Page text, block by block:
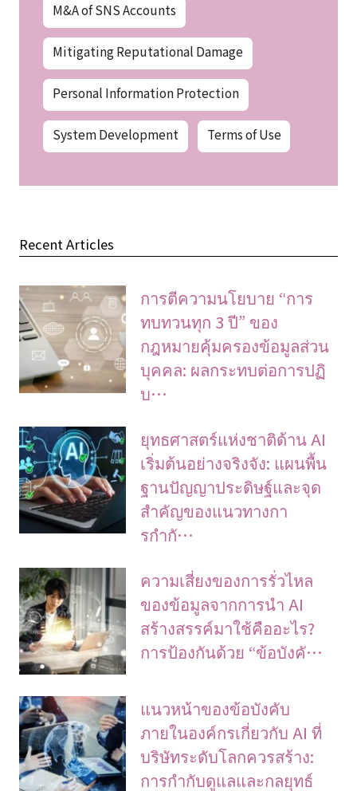
M&A of SNS Accounts
Mitigating Reputational Damage
Personal Information Protection
System Development Terms of Use
Recent Articles
การตีความนโยบาย “การ
ทบทวนทุก 3 ปี” ของ
กฎหมายคุ้มครองข้อมูลส่วน
บุคคล: ผลกระทบต่อการปฏิ
บ…
ยุทธศาสตร์แห่งชาติด้าน AI
เริ่มต้นอย่างจริงจัง: แผนพื้น
ฐานปัญญาประดิษฐ์และจุด
สำคัญของแนวทางกา
รกำกั…
ความเสี่ยงของการรั่วไหล
ของข้อมูลจากการนำ AI
สร้างสรรค์มาใช้คืออะไร?
การป้องกันด้วย “ข้อบังคั…
แนวหน้าของข้อบังคับ
ภายในองค์กรเกี่ยวกับ AI ที่
บริษัทระดับโลกควรสร้าง:
การกำกับดูแลและกลยุทธ์